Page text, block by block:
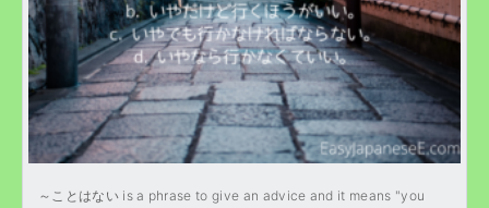
～ことはない is a phrase to give an advice and it means "you